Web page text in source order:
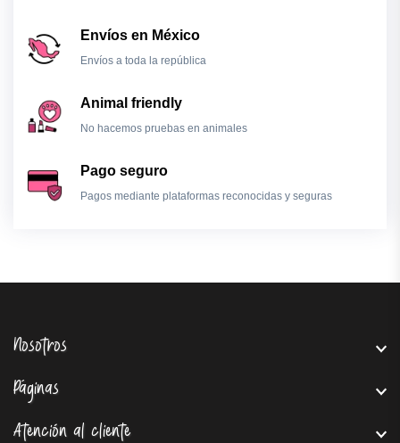
Envíos en México
Envíos a toda la república
Animal friendly
No hacemos pruebas en animales
Pago seguro
Pagos mediante plataformas reconocidas y seguras
Nosotros
Páginas
Atención al cliente